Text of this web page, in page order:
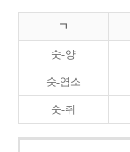
ㄱ
숫-양
숫-염소
숫-쥐